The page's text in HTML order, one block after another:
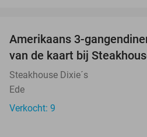
TODAY
Amerikaans 3-
van de kaart bij
Steakhouse Dixie´s
Ede
Verkocht: 9